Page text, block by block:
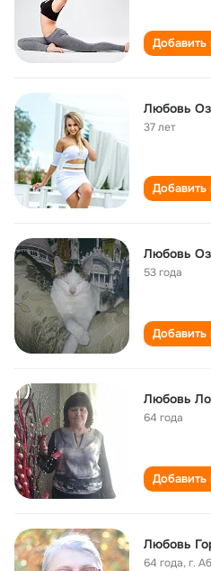
Добавить
Любовь
37 лет
Добавить
Любовь
53 года
Добавить
Любовь
64 года
Добавить
Любовь
64 года,г.